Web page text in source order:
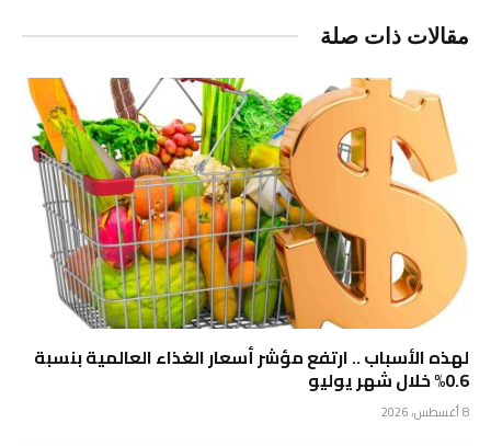
مقالات ذات صلة
لهذه الأسباب .. ارتفع مؤشر أسعار الغذاء العالمية بنسبة
0.6% خلال شهر يوليو
8 أغسطس، 2026